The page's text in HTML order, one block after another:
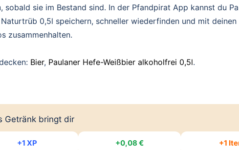
sobald sie im Bestand sind. In der Pfandpirat App kannst du
0,5l speichern, schneller wiederfinden und mit deinen
zusammenhalten.
Bier, Paulaner Hefe-Weißbier alkoholfrei 0,5l.
Getränk bringt dir
+1 XP +0,08 € +1